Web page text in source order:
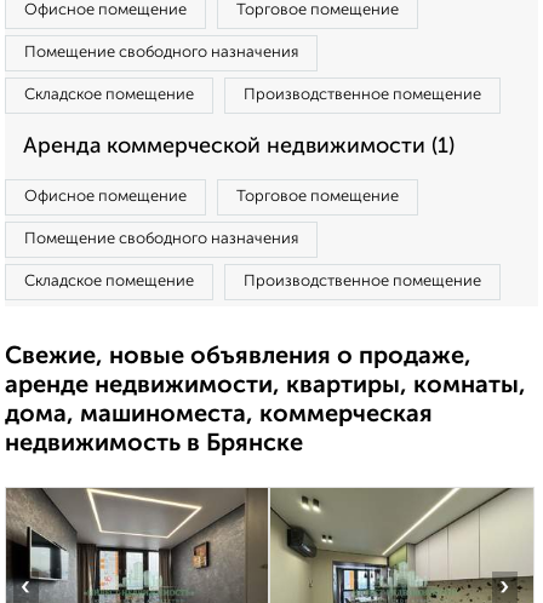
Офисное помещение Торговое помещение
Помещение свободного назначения
Складское помещение Производственное помещение
Аренда коммерческой недвижимости (1)
Офисное помещение Торговое помещение
Помещение свободного назначения
Складское помещение Производственное помещение
Свежие, новые объявления о продаже,
аренде недвижимости, квартиры, комнаты,
дома, машиноместа, коммерческая
недвижимость в Брянске
‹ ›